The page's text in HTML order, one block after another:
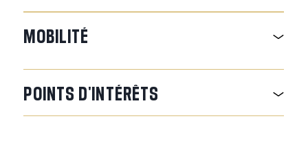
MOBILITÉ
POINTS D'INTÉRÊTS